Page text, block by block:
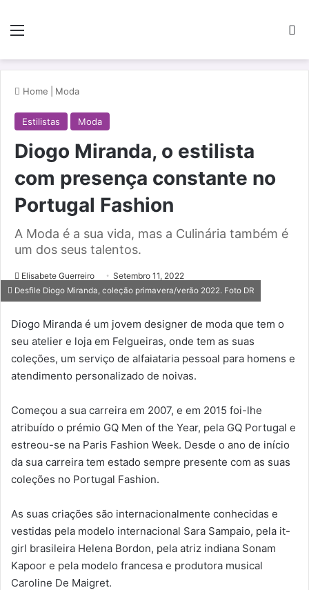
Menu
Home Moda
Estilistas Moda
Diogo Miranda, o estilista
com presença constante no
Portugal Fashion
A Moda é a sua vida, mas a Culinária também é
um dos seus talentos.
Elisabete Guerreiro Setembro 11, 2022
Desfile Diogo Miranda, coleção primavera/verão 2022. Foto DR
Diogo Miranda é um jovem designer de moda que tem o
seu atelier e loja em Felgueiras, onde tem as suas
coleções, um serviço de alfaiataria pessoal para homens e
atendimento personalizado de noivas.
Começou a sua carreira em 2007, e em 2015 foi-lhe
atribuído o prémio GQ Men of the Year, pela GQ Portugal e
estreou-se na Paris Fashion Week. Desde o ano de início
da sua carreira tem estado sempre presente com as suas
coleções no Portugal Fashion.
As suas criações são internacionalmente conhecidas e
vestidas pela modelo internacional Sara Sampaio, pela it-
girl brasileira Helena Bordon, pela atriz indiana Sonam
Kapoor e pela modelo francesa e produtora musical
Caroline De Maigret.